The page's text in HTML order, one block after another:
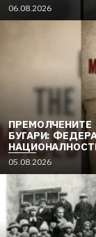
06.08.2026
БУГАРИ:
ДВИЖЕЊЕ
05.08.2026